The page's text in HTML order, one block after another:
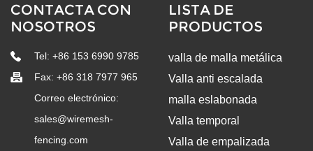
CONTACTA CON
NOSOTROS
Tel: +86 153 6990 9785
Fax: +86 318 7977 965
Correo electrónico:
sales@wiremesh-
fencing.com
LISTA DE
PRODUCTOS
valla de malla metálica
Valla anti escalada
malla eslabonada
Valla temporal
Valla de empalizada